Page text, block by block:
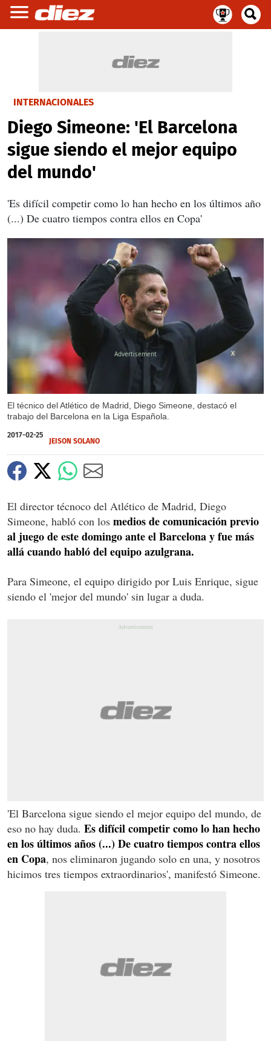
INTERNACIONALES
Diego Simeone: 'El Barcelona
sigue siendo el mejor equipo
del mundo'
'Es difícil competir como lo han hecho en los últimos año
(...) De cuatro tiempos contra ellos en Copa'
El técnico del Atlético de Madrid, Diego Simeone, destacó el
trabajo del Barcelona en la Liga Española.
X
2017-02-25
JEISON SOLANO
El director técnoco del Atlético de Madrid, Diego
Simeone, habló con los medios de comunicación previo
al juego de este domingo ante el Barcelona y fue más
allá cuando habló del equipo azulgrana.
Para Simeone, el equipo dirigido por Luis Enrique, sigue
siendo el 'mejor del mundo' sin lugar a duda.
'El Barcelona sigue siendo el mejor equipo del mundo, de
eso no hay duda. Es difícil competir como lo han hecho
en los últimos años (...) De cuatro tiempos contra ellos
en Copa, nos eliminaron jugando solo en una, y nosotros
hicimos tres tiempos extraordinarios', manifestó Simeone.